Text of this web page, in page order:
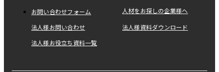
お問い合わせフォーム 人材をお探しの企業様へ
法人様お問い合わせ 法人様資料ダウンロード
法人様お役立ち資料一覧